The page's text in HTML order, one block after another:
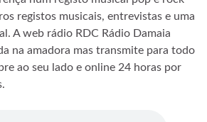
registos musicais, entrevistas e uma
A web rádio RDC Rádio Damaia
na amadora mas transmite para todo
ao seu lado e online 24 horas por